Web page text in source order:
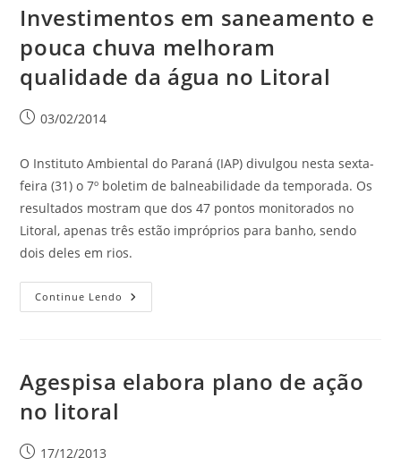
Investimentos em saneamento e
pouca chuva melhoram
qualidade da água no Litoral
03/02/2014
O Instituto Ambiental do Paraná (IAP) divulgou nesta sexta-
feira (31) o 7º boletim de balneabilidade da temporada. Os
resultados mostram que dos 47 pontos monitorados no
Litoral, apenas três estão impróprios para banho, sendo
dois deles em rios.
Continue Lendo
Agespisa elabora plano de ação
no litoral
17/12/2013